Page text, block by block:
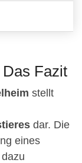
Fazit
stellt
dar. Die
eines